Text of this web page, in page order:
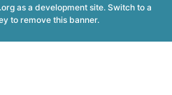
as a development site. Switch to a
to remove this banner.